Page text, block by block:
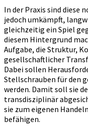
In der Praxis sind diese
jedoch umkämpft,
gleichzeitig ein Spiel
diesem Hintergrund
Aufgabe, die Struktur,
gesellschaftlicher
Dabei sollen
Stellschrauben für den
werden. Damit soll sie
transdisziplinär
sie zum eigenen
befähigen.